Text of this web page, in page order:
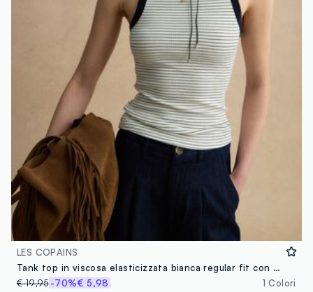
LES COPAINS
Tank top in viscosa elasticizzata bianca regular fit con dettagli blu
€ 19,95-70%€ 5,98 1 Colori